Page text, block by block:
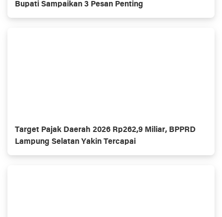
Bupati Sampaikan 3 Pesan Penting
Target Pajak Daerah 2026 Rp262,9 Miliar, BPPRD
Lampung Selatan Yakin Tercapai